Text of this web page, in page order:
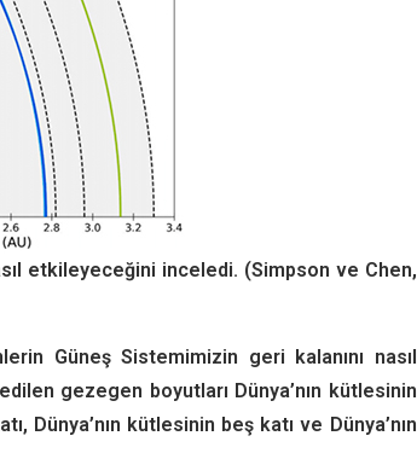
etkileyeceğini inceledi. (Simpson ve Chen,
Güneş Sistemimizin geri kalanını nasıl
gezegen boyutları Dünya’nın kütlesinin
Dünya’nın kütlesinin beş katı ve Dünya’nın